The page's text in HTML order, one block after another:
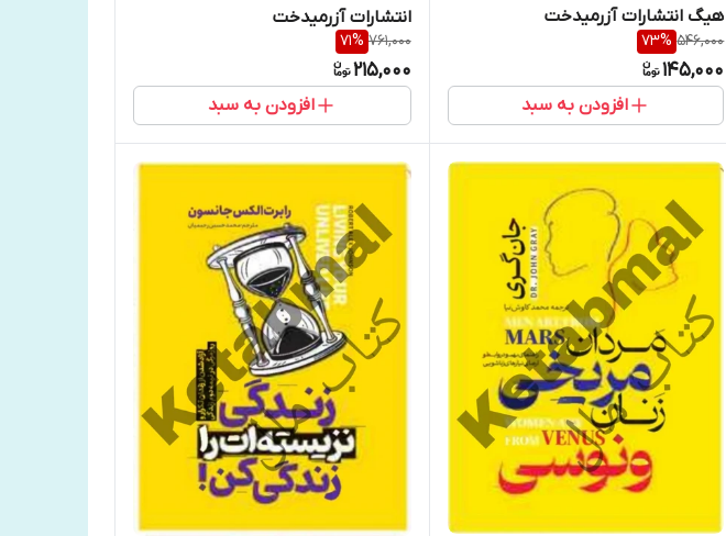
هیگ انتشارات آزرمیدخت
546,000
73%
145,000
افزودن به سبد
انتشارات آزرمیدخت
761,000
71%
215,000
افزودن به سبد